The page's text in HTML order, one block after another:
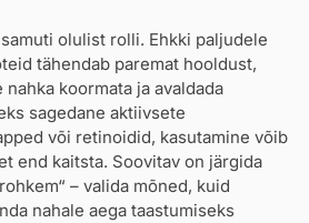
olulist rolli. Ehkki paljudele
tähendab paremat hooldust,
koormata ja avaldada
sagedane aktiivsete
või retinoidid, kasutamine võib
end kaitsta. Soovitav on järgida
– valida mõned, kuid
nahale aega taastumiseks